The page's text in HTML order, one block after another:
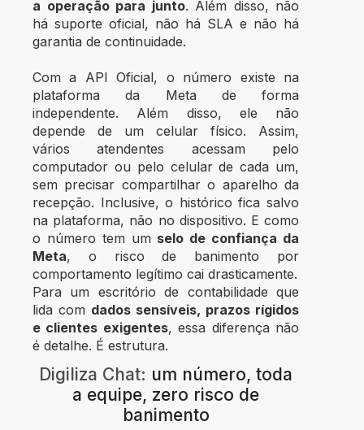
a operação para junto. Além disso, não
há suporte oficial, não há SLA e não há
garantia de continuidade.
Com a API Oficial, o número existe na
plataforma da Meta de forma
independente. Além disso, ele não
depende de um celular físico. Assim,
vários atendentes acessam pelo
computador ou pelo celular de cada um,
sem precisar compartilhar o aparelho da
recepção. Inclusive, o histórico fica salvo
na plataforma, não no dispositivo. E como
o número tem um selo de confiança da
Meta, o risco de banimento por
comportamento legítimo cai drasticamente.
Para um escritório de contabilidade que
lida com dados sensíveis, prazos rígidos
e clientes exigentes, essa diferença não
é detalhe. É estrutura.
Digiliza Chat: um número, toda
a equipe, zero risco de
banimento